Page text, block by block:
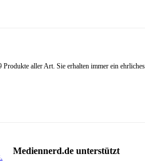
aller Art. Sie erhalten immer ein
Mediennerd.de unterstützt